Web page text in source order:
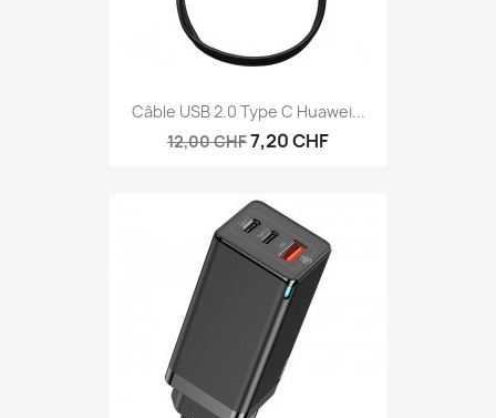
Câble USB 2.0 Type C Huawei...
12,00 CHF7,20 CHF